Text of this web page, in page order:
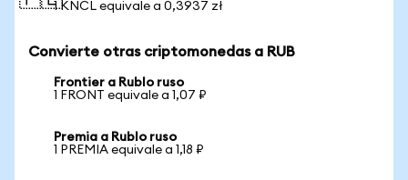
1 KNCL equivale a 0,3937 zł
Convierte otras criptomonedas a RUB
Frontier a Rublo ruso
1 FRONT equivale a 1,07 ₽
Premia a Rublo ruso
1 PREMIA equivale a 1,18 ₽